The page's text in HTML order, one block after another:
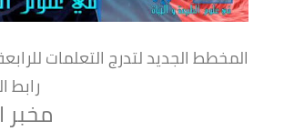
المخطط الجديد لتدرج التعلمات للرابعة متوسط 2019 علوم طبيعية
رابط
مخبر